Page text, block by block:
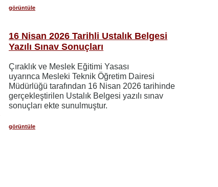
görüntüle
16 Nisan 2026 Tarihli Ustalık Belgesi
Yazılı Sınav Sonuçları
Çıraklık ve Meslek Eğitimi Yasası
uyarınca Mesleki Teknik Öğretim Dairesi
Müdürlüğü tarafından 16 Nisan 2026 tarihinde
gerçekleştirilen Ustalık Belgesi yazılı sınav
sonuçları ekte sunulmuştur.
görüntüle